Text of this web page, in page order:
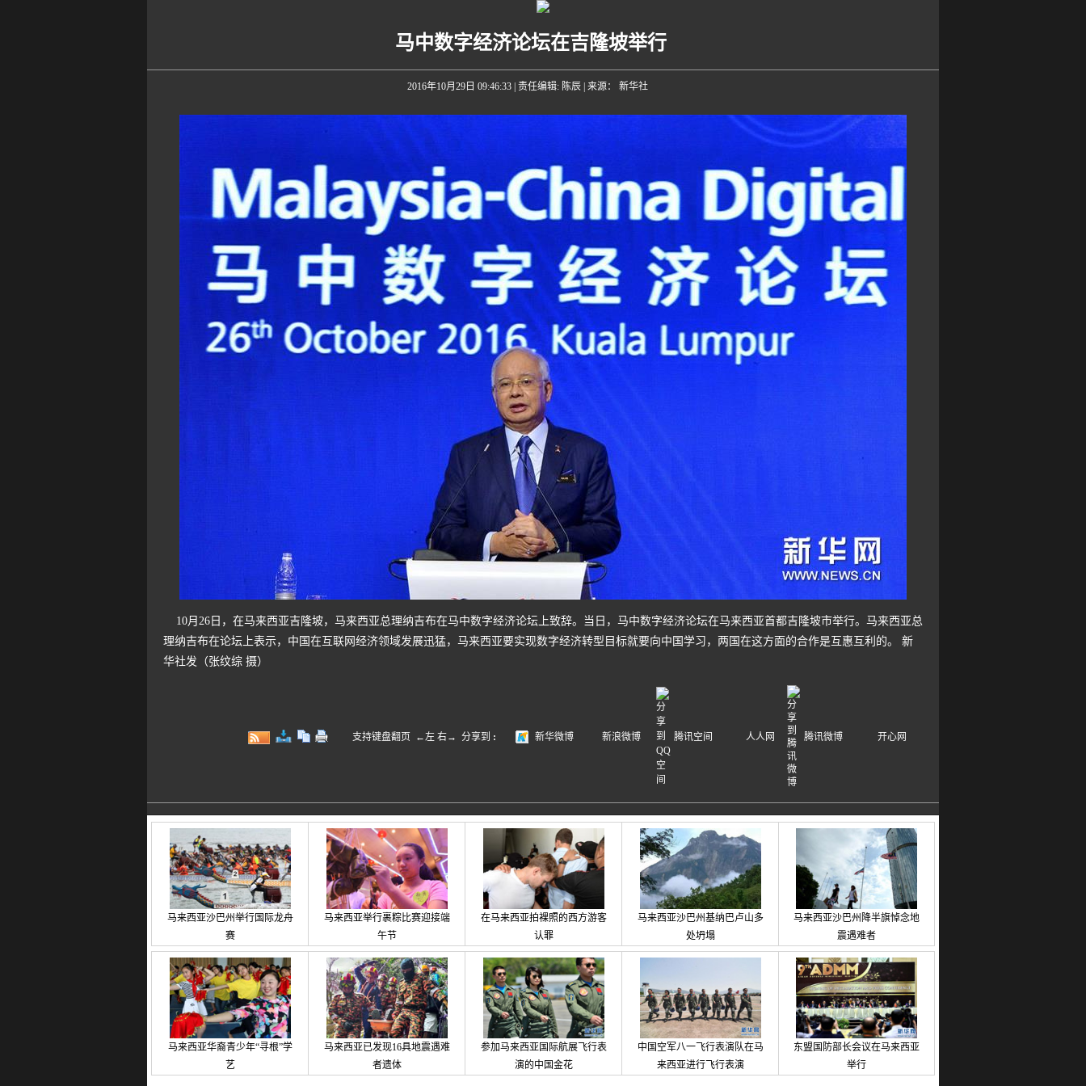
马中数字经济论坛在吉隆坡举行
2016年10月29日 09:46:33| 责任编辑: 陈辰 | 来源： 新华社
10月26日，在马来西亚吉隆坡，马来西亚总理纳吉布在马中数字经济论坛上致辞。当日，马中数字经济论坛在马来西亚首都吉隆坡市举行。马来西亚总
理纳吉布在论坛上表示，中国在互联网经济领域发展迅猛，马来西亚要实现数字经济转型目标就要向中国学习，两国在这方面的合作是互惠互利的。 新
华社发（张纹综 摄）
支持键盘翻页 ←左 右→ 分享到 : 新华微博 新浪微博 腾讯空间 人人网 腾讯微博 开心网
马来西亚沙巴州举行国际龙舟
赛
马来西亚举行裹粽比赛迎接端
午节
在马来西亚拍裸照的西方游客
认罪
马来西亚沙巴州基纳巴卢山多
处坍塌
马来西亚沙巴州降半旗悼念地
震遇难者
马来西亚华裔青少年“寻根”学
艺
马来西亚已发现16具地震遇难
者遗体
参加马来西亚国际航展飞行表
演的中国金花
中国空军八一飞行表演队在马
来西亚进行飞行表演
东盟国防部长会议在马来西亚
举行